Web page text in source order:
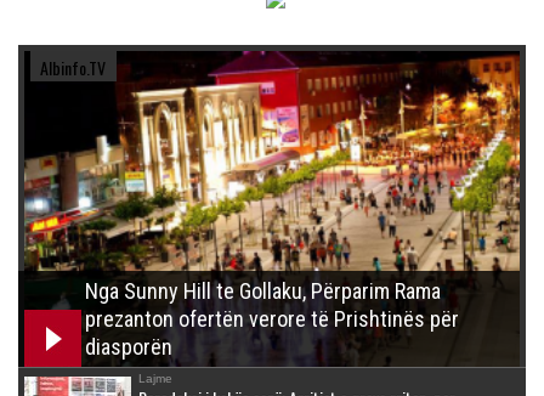
Albinfo.TV
Nga Sunny Hill te Gollaku, Përparim Rama
prezanton ofertën verore të Prishtinës për
diasporën
Lajme